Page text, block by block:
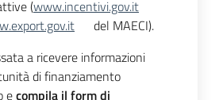
(www.incentivi.gov.it
del MAECI).
a ricevere informazioni
di finanziamento
ecompila il form di